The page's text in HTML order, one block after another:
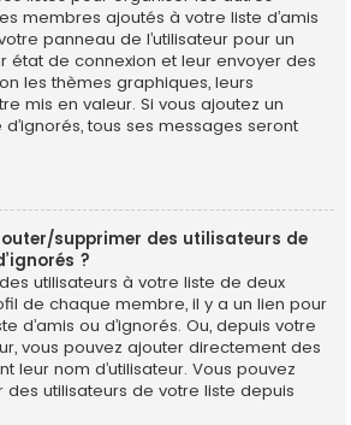
membres ajoutés à votre liste d’amis
panneau de l’utilisateur pour un
état de connexion et leur envoyer des
les thèmes graphiques, leurs
mis en valeur. Si vous ajoutez un
tous ses messages seront
supprimer des utilisateurs de
?
utilisateurs à votre liste de deux
de chaque membre, il y a un lien pour
d’amis ou d’ignorés. Ou, depuis votre
vous pouvez ajouter directement des
leur nom d’utilisateur. Vous pouvez
utilisateurs de votre liste depuis